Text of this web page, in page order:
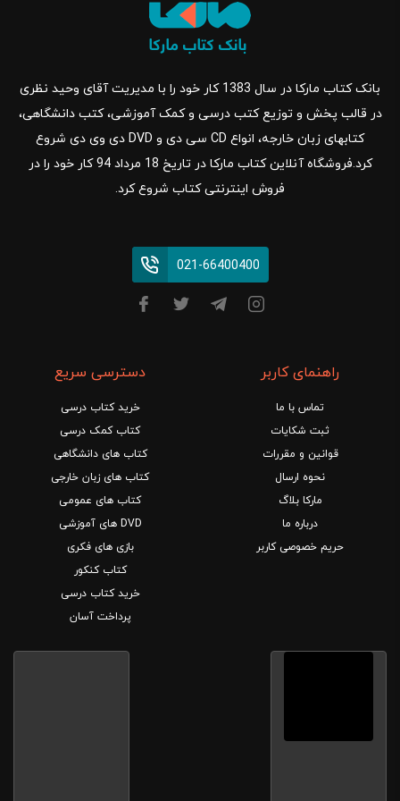
بانک کتاب مارکا در سال 1383 کار خود را با مدیریت آقای وحید نظری
در قالب پخش و توزیع کتب درسی و کمک آموزشی، کتب دانشگاهی،
کتابهای زبان خارجه، انواع CD سی دی و DVD دی وی دی شروع
کرد.فروشگاه آنلاین کتاب مارکا در تاریخ 18 مرداد 94 کار خود را در
فروش اینترنتی کتاب شروع کرد.
021-66400400
راهنمای کاربر
تماس با ما
ثبت شکایات
قوانین و مقررات
نحوه ارسال
مارکا بلاگ
درباره ما
حریم خصوصی کاربر
دسترسی سریع
خرید کتاب درسی
کتاب کمک درسی
کتاب های دانشگاهی
کتاب های زبان خارجی
کتاب های عمومی
DVD های آموزشی
بازی های فکری
کتاب کنکور
خرید کتاب درسی
پرداخت آسان